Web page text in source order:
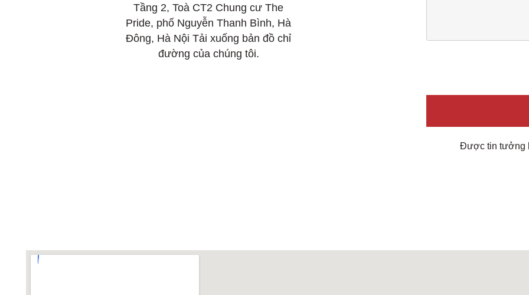
Tầng 2, Toà CT2 Chung cư The
Pride, phố Nguyễn Thanh Bình, Hà
Đông, Hà Nội Tải xuống bản đồ chỉ
đường của chúng tôi.
kiến/
to
Được tin tưởng